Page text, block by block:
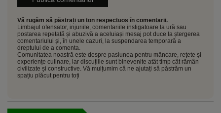
Vă rugăm să păstrați un ton respectuos în comentarii.
Limbajul ofensator, injuriile, comentariile instigatoare la ură sau
postarea repetată și abuzivă a aceluiași mesaj pot duce la ștergerea
comentariului și, în unele cazuri, la suspendarea temporară a
dreptului de a comenta.
Comunitatea noastră este despre pasiunea pentru mâncare, rețete și
experiențe culinare, iar discuțiile sunt binevenite atât timp cât rămân
civilizate și constructive. Vă mulțumim că ne ajutați să păstrăm un
spațiu plăcut pentru toți